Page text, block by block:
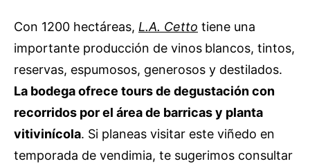
Con 1200 hectáreas, L.A. Cetto tiene una
importante producción de vinos blancos, tintos,
reservas, espumosos, generosos y destilados.
La bodega ofrece tours de degustación con
recorridos por el área de barricas y planta
vitivinícola. Si planeas visitar este viñedo en
temporada de vendimia, te sugerimos consultar